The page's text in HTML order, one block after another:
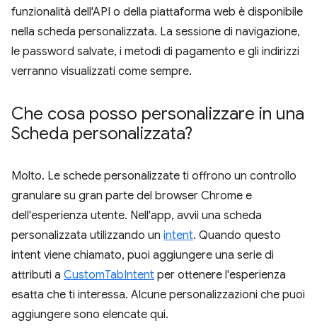
funzionalità dell'API o della piattaforma web è disponibile
nella scheda personalizzata. La sessione di navigazione,
le password salvate, i metodi di pagamento e gli indirizzi
verranno visualizzati come sempre.
Che cosa posso personalizzare in una
Scheda personalizzata?
Molto. Le schede personalizzate ti offrono un controllo
granulare su gran parte del browser Chrome e
dell'esperienza utente. Nell'app, avvii una scheda
personalizzata utilizzando un intent. Quando questo
intent viene chiamato, puoi aggiungere una serie di
attributi a CustomTabIntent per ottenere l'esperienza
esatta che ti interessa. Alcune personalizzazioni che puoi
aggiungere sono elencate qui.